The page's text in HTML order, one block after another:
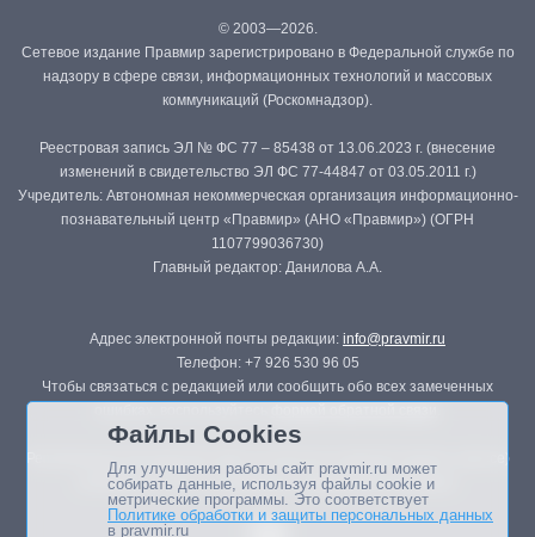
© 2003—2026.
Сетевое издание Правмир зарегистрировано в Федеральной службе по
надзору в сфере связи, информационных технологий и массовых
коммуникаций (Роскомнадзор).
Реестровая запись ЭЛ № ФС 77 – 85438 от 13.06.2023 г. (внесение
изменений в свидетельство ЭЛ ФС 77-44847 от 03.05.2011 г.)
Учредитель: Автономная некоммерческая организация информационно-
познавательный центр «Правмир» (АНО «Правмир») (ОГРН
1107799036730)
Главный редактор: Данилова А.А.
Адрес электронной почты редакции: info@pravmir.ru
Телефон: +7 926 530 96 05
Чтобы связаться с редакцией или сообщить обо всех замеченных
Републикация материалов сайта в печатных изданиях (книгах, прессе)
возможна только с письменного разрешения редакции.
Файлы Cookies
Для улучшения работы сайт pravmir.ru может
собирать данные, используя файлы cookie и
метрические программы. Это соответствует
Политике обработки и защиты персональных данных
в pravmir.ru